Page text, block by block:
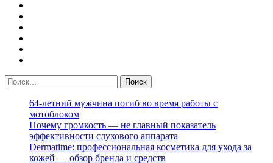
64-летний мужчина погиб во время работы с
мотоблоком
Почему громкость — не главный показатель
эффективности слухового аппарата
Dermatime: профессиональная косметика для ухода за
кожей — обзор бренда и средств